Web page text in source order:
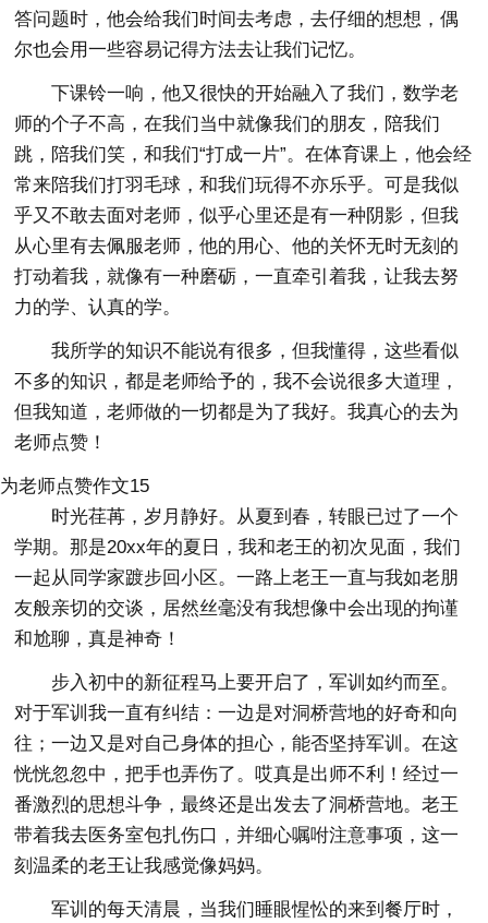
答问题时，他会给我们时间去考虑，去仔细的想想，偶
尔也会用一些容易记得方法去让我们记忆。
下课铃一响，他又很快的开始融入了我们，数学老
师的个子不高，在我们当中就像我们的朋友，陪我们
跳，陪我们笑，和我们“打成一片”。在体育课上，他会经
常来陪我们打羽毛球，和我们玩得不亦乐乎。可是我似
乎又不敢去面对老师，似乎心里还是有一种阴影，但我
从心里有去佩服老师，他的用心、他的关怀无时无刻的
打动着我，就像有一种磨砺，一直牵引着我，让我去努
力的学、认真的学。
我所学的知识不能说有很多，但我懂得，这些看似
不多的知识，都是老师给予的，我不会说很多大道理，
但我知道，老师做的一切都是为了我好。我真心的去为
老师点赞！
为老师点赞作文15
时光荏苒，岁月静好。从夏到春，转眼已过了一个
学期。那是20xx年的夏日，我和老王的初次见面，我们
一起从同学家踱步回小区。一路上老王一直与我如老朋
友般亲切的交谈，居然丝毫没有我想像中会出现的拘谨
和尬聊，真是神奇！
步入初中的新征程马上要开启了，军训如约而至。
对于军训我一直有纠结：一边是对洞桥营地的好奇和向
往；一边又是对自己身体的担心，能否坚持军训。在这
恍恍忽忽中，把手也弄伤了。哎真是出师不利！经过一
番激烈的思想斗争，最终还是出发去了洞桥营地。老王
带着我去医务室包扎伤口，并细心嘱咐注意事项，这一
刻温柔的老王让我感觉像妈妈。
军训的每天清晨，当我们睡眼惺忪的来到餐厅时，